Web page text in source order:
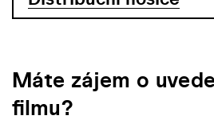
Máte zájem o
filmu?